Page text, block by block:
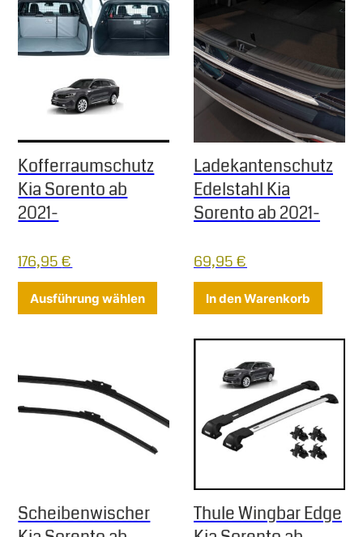
Kofferraumschutz
Kia Sorento ab
2021-
176,95€
Ausführung wählen Dieses Produkt weist mehrere
Ladekantenschutz
Edelstahl Kia
Sorento ab 2021-
69,95€
In den Warenkorb
Scheibenwischer
Thule Wingbar Edge